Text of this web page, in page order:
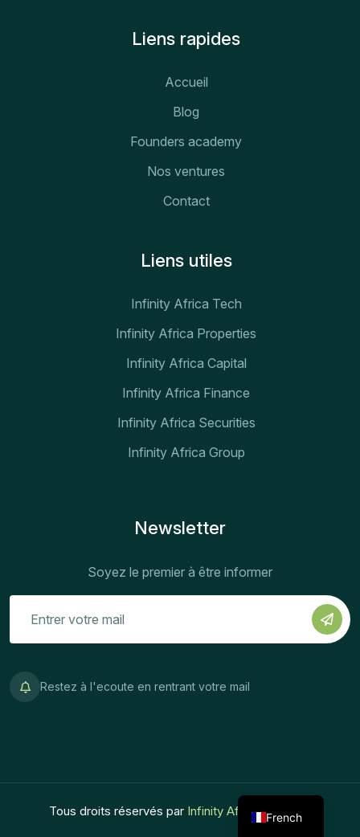
Liens rapides
Accueil
Blog
Founders academy
Nos ventures
Contact
Liens utiles
Infinity Africa Tech
Infinity Africa Properties
Infinity Africa Capital
Infinity Africa Finance
Infinity Africa Securities
Infinity Africa Group
Newsletter
Soyez le premier à être informer
Restez à l'ecoute en rentrant votre mail
Tous droits réservés par Infinity Africa Ventures
French